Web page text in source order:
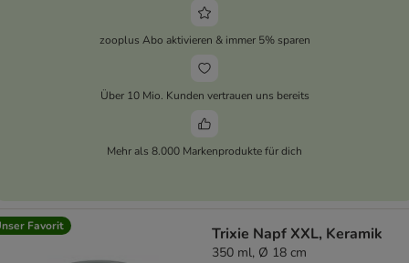
zooplus Abo aktivieren & immer 5% sparen
Über 10 Mio. Kunden vertrauen uns bereits
Mehr als 8.000 Markenprodukte für dich
Favorit Trixie Napf XXL, Keramik
350 ml, Ø 18 cm